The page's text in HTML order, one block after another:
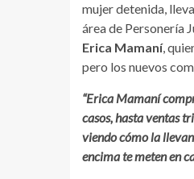
mujer detenida,
área de Personería
Erica Mamaní,
pero los nuevos
“Erica Mamaní
casos, hasta ventas
viendo cómo la
encima te meten en